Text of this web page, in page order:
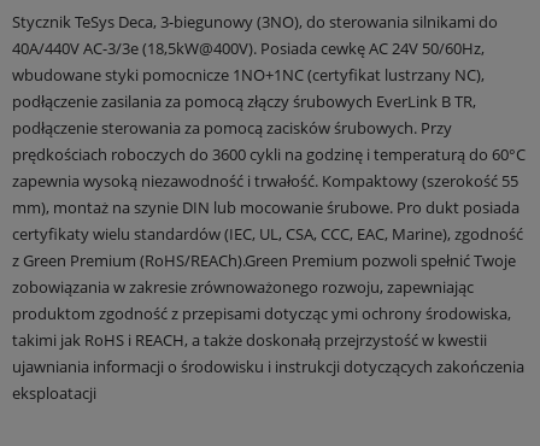
Stycznik TeSys Deca, 3-biegunowy (3NO), do sterowania silnikami do
40A/440V AC-3/3e (18,5kW@400V). Posiada cewkę AC 24V 50/60Hz,
wbudowane styki pomocnicze 1NO+1NC (certyfikat lustrzany NC),
podłączenie zasilania za pomocą złączy śrubowych EverLink B TR,
podłączenie sterowania za pomocą zacisków śrubowych. Przy
prędkościach roboczych do 3600 cykli na godzinę i temperaturą do 60°C
zapewnia wysoką niezawodność i trwałość. Kompaktowy (szerokość 55
mm), montaż na szynie DIN lub mocowanie śrubowe. Pro dukt posiada
certyfikaty wielu standardów (IEC, UL, CSA, CCC, EAC, Marine), zgodność
z Green Premium (RoHS/REACh).Green Premium pozwoli spełnić Twoje
zobowiązania w zakresie zrównoważonego rozwoju, zapewniając
produktom zgodność z przepisami dotycząc ymi ochrony środowiska,
takimi jak RoHS i REACH, a także doskonałą przejrzystość w kwestii
ujawniania informacji o środowisku i instrukcji dotyczących zakończenia
eksploatacji